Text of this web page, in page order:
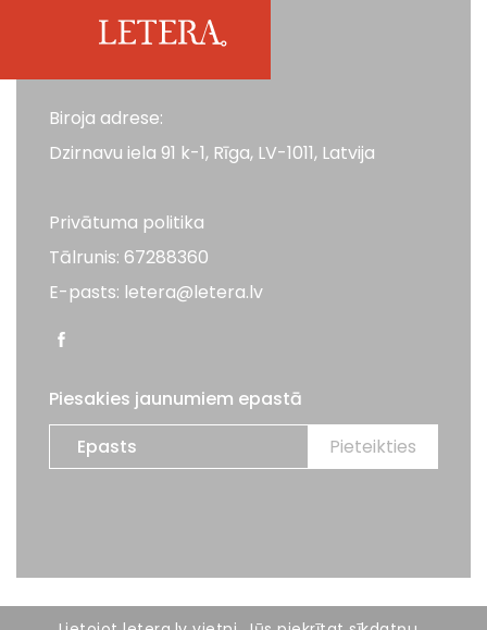
Biroja adrese:
Dzirnavu iela 91 k-1, Rīga, LV-1011, Latvija
Privātuma politika
Tālrunis: 67288360
E-pasts: letera@letera.lv
Piesakies jaunumiem epastā
Visas tiesības aizsargātas. LETERA 2026